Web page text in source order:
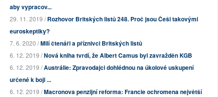
aby vypracov...
29. 11. 2019 /Rozhovor Britských listů 248. Proč jsou Češi takovými
euroskeptiky?
7. 6. 2020 /Milí čtenáři a příznivci Britských listů
6. 12. 2019 /Nová kniha tvrdí, že Albert Camus byl zavražděn KGB
6. 12. 2019 /Austrálie: Zpravodajci dohlédnou na úkolové uskupení
určené k boji ...
6. 12. 2019 /Macronova penzijní reforma: Francie ochromena největší